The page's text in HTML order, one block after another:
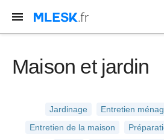
Maison et jardin
Jardinage Entretien
Entretien de la maison